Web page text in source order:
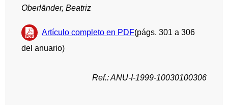
Oberländer, Beatriz
Artículo completo en PDF(págs. 301 a 306
del anuario)
Ref.: ANU-I-1999-10030100306